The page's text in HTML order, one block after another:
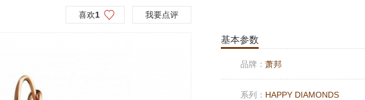
喜欢1 我要点评
基本参数
品牌： 萧邦
系列： HAPPY DIAMONDS